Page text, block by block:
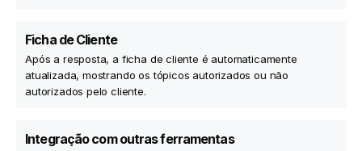
Ficha de Cliente
Após a resposta, a ficha de cliente é automaticamente
atualizada, mostrando os tópicos autorizados ou não
autorizados pelo cliente.
Integração com outras ferramentas